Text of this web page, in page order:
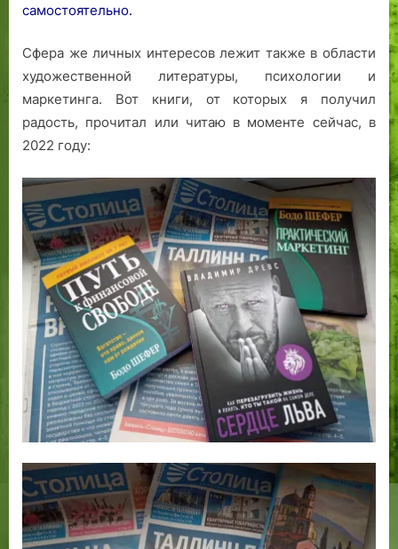
самостоятельно.
Сфера же личных интересов лежит также в области
художественной литературы, психологии и
маркетинга. Вот книги, от которых я получил
радость, прочитал или читаю в моменте сейчас, в
2022 году: